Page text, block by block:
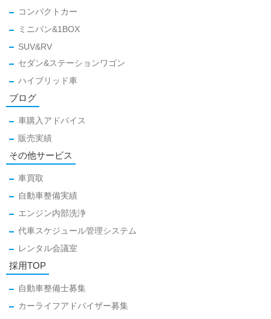
コンパクトカー
ミニバン&1BOX
SUV&RV
セダン&ステーションワゴン
ハイブリッド車
ブログ
車購入アドバイス
販売実績
その他サービス
車買取
自動車整備実績
エンジン内部洗浄
代車スケジュール管理システム
レンタル会議室
採用TOP
自動車整備士募集
カーライフアドバイザー募集